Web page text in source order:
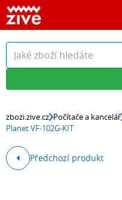
zbozi.zive.cz Počítače a kancelář
Planet VF-102G-KIT
Předchozí produkt